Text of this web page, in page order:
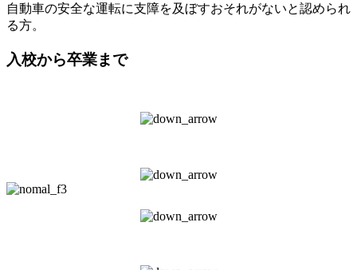
自動車の安全な運転に支障を及ぼすおそれがないと認められ
る方。
入校から卒業まで